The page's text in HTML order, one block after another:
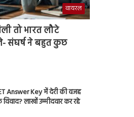
वायरल
तो भारत लौटे
संघर्ष ने बहुत कुछ
Answer Key में देरी की वजह
लाखों उम्मीदवार कर रहे